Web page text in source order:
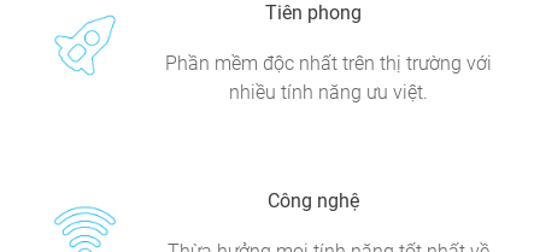
Tiên phong
Phần mềm độc nhất trên thị trường với
nhiều tính năng ưu việt.
Công nghệ